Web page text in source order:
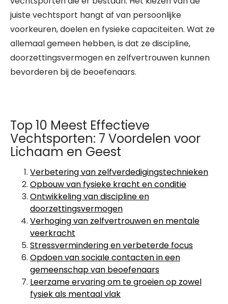
juiste vechtsport hangt af van persoonlijke
voorkeuren, doelen en fysieke capaciteiten. Wat ze
allemaal gemeen hebben, is dat ze discipline,
doorzettingsvermogen en zelfvertrouwen kunnen
bevorderen bij de beoefenaars.
Top 10 Meest Effectieve
Vechtsporten: 7 Voordelen voor
Lichaam en Geest
Verbetering van zelfverdedigingstechnieken
Opbouw van fysieke kracht en conditie
Ontwikkeling van discipline en
doorzettingsvermogen
Verhoging van zelfvertrouwen en mentale
veerkracht
Stressvermindering en verbeterde focus
Opdoen van sociale contacten in een
gemeenschap van beoefenaars
Leerzame ervaring om te groeien op zowel
fysiek als mentaal vlak